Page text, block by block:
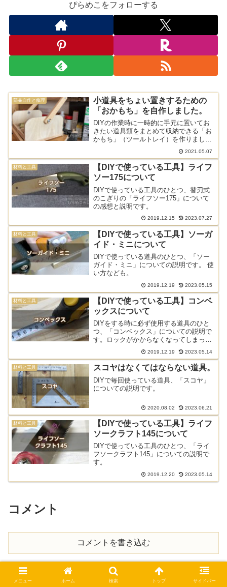
ぴらめこをフォローする
部品自作と修理
小道具をちょい置きするための
「おかもち」を自作しました。
DIYの作業時に一時的に手元に置いてお
きたい道具類をまとめて収納できる「お
かもち」（ツールトレイ）を作りまし
た。自前の道具箱を作りたい方の参考に
2021.05.07
材料と工具
【DIYで使っている工具】ライフ
ソー175について
DIYで使っている工具のひとつ、替刃式
のこぎりの「ライフソー175」について
の感想と説明です。
2019.12.15 2023.07.27
材料と工具
【DIYで使っている工具】ソーガ
イド・ミニについて
DIYで使っている道具のひとつ、「ソー
ガイド・ミニ」についての説明です。 使
い方なども。
2019.12.19 2023.05.15
材料と工具
【DIYで使っている工具】コンベ
ックスについて
DIYをする時に必ず使用する道具のひと
つ、「コンベックス」についての説明で
す。ロックがかからなくなってしまった
ときの対処法についても。
2019.12.19 2023.05.14
材料と工具 スコヤはなくてはならない道具。
DIYで毎回使っている道具、「スコヤ」
についての説明です。
2020.08.02 2023.06.21
材料と工具
【DIYで使っている工具】ライフ
ソークラフト145について
DIYで使っている工具のひとつ、「ライ
フソークラフト145」についての説明で
す。
2019.12.20 2023.05.14
コメント
コメントを書き込む
メニュー ホーム 検索 トップ サイドバー